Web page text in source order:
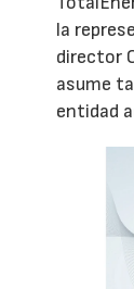
la
director
asume
entidad